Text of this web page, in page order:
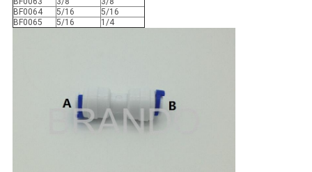
BF0064
5/16
5/16
BF0065
5/16 1/4